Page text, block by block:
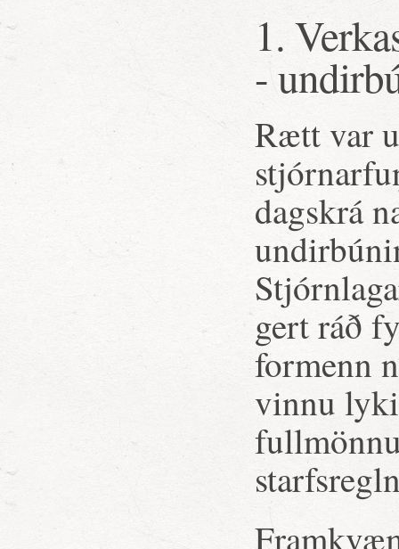
1.
-
Rætt var
dagskrá
gert ráð
formenn
vinnu